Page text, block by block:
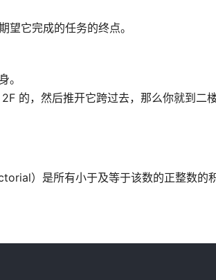
它完成的任务的终点。
。
的，然后推开它跨过去，那么你就到二楼
）是所有小于及等于该数的正整数的